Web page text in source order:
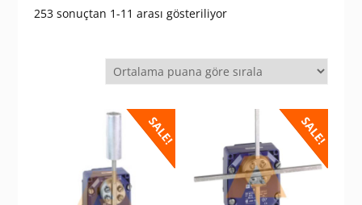
253 sonuçtan 1-11 arası gösteriliyorEn
alana
göre
SALE! SALE!